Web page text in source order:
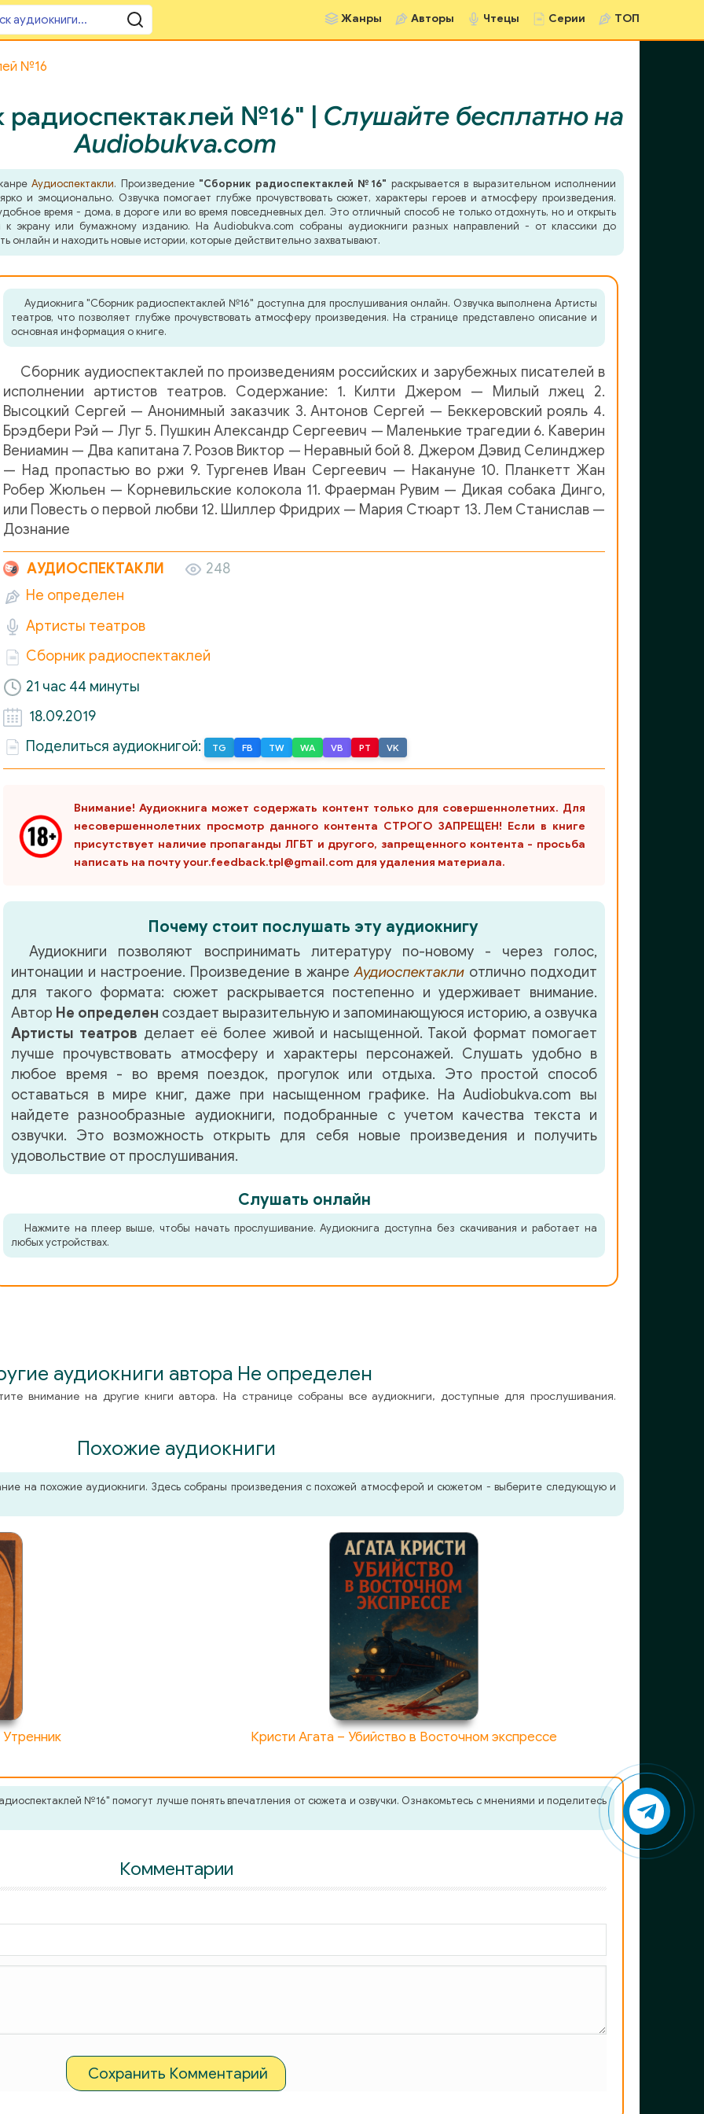
Жанры Авторы Чтецы Серии ТОП
№16
№16" | Слушайте бесплатно на
Audiobukva.com
Аудиоспектакли. Произведение "Сборник радиоспектаклей №16" раскрывается в выразительном исполнении
и эмоционально. Озвучка помогает глубже прочувствовать сюжет, характеры героев и атмосферу произведения.
время - дома, в дороге или во время повседневных дел. Это отличный способ не только отдохнуть, но и открыть
экрану или бумажному изданию. На Audiobukva.com собраны аудиокниги разных направлений - от классики до
онлайн и находить новые истории, которые действительно захватывают.
- Беккеровский рояль
- Анонимный заказчик
Д. Селинджер - Над пропастью во ржи
Аудиокнига "Сборник радиоспектаклей №16" доступна для прослушивания онлайн. Озвучка выполнена Артисты
театров, что позволяет глубже прочувствовать атмосферу произведения. На странице представлено описание и
основная информация о книге.
Сборник аудиоспектаклей по произведениям российских и зарубежных писателей в
исполнении артистов театров. Содержание: 1. Килти Джером — Милый лжец 2.
Высоцкий Сергей — Анонимный заказчик 3. Антонов Сергей — Беккеровский рояль 4.
Брэдбери Рэй — Луг 5. Пушкин Александр Сергеевич — Маленькие трагедии 6. Каверин
Вениамин — Два капитана 7. Розов Виктор — Неравный бой 8. Джером Дэвид Селинджер
— Над пропастью во ржи 9. Тургенев Иван Сергеевич — Накануне 10. Планкетт Жан
Робер Жюльен — Корневильские колокола 11. Фраерман Рувим — Дикая собака Динго,
или Повесть о первой любви 12. Шиллер Фридрих — Мария Стюарт 13. Лем Станислав —
Дознание
АУДИОСПЕКТАКЛИ
248
Не определен
Артисты театров
Сборник радиоспектаклей
21 час 44 минуты
18.09.2019
Поделиться аудиокнигой:
TG FB TW WA VB PT VK
Внимание! Аудиокнига может содержать контент только для совершеннолетних. Для
несовершеннолетних просмотр данного контента СТРОГО ЗАПРЕЩЕН! Если в книге
присутствует наличие пропаганды ЛГБТ и другого, запрещенного контента - просьба
написать на почту your.feedback.tpl@gmail.com для удаления материала.
Почему стоит послушать эту аудиокнигу
Аудиокниги позволяют воспринимать литературу по-новому - через голос,
интонации и настроение. Произведение в жанреАудиоспектакли отлично подходит
для такого формата: сюжет раскрывается постепенно и удерживает внимание.
Автор Не определен создает выразительную и запоминающуюся историю, а озвучка
Артисты театров делает её более живой и насыщенной. Такой формат помогает
лучше прочувствовать атмосферу и характеры персонажей. Слушать удобно в
любое время - во время поездок, прогулок или отдыха. Это простой способ
оставаться в мире книг, даже при насыщенном графике. На Audiobukva.com вы
найдете разнообразные аудиокниги, подобранные с учетом качества текста и
озвучки. Это возможность открыть для себя новые произведения и получить
удовольствие от прослушивания.
Слушать онлайн
Нажмите на плеер выше, чтобы начать прослушивание. Аудиокнига доступна без скачивания и работает на
любых устройствах.
аудиокниги автора Не определен
внимание на другие книги автора. На странице собраны все аудиокниги, доступные для прослушивания.
Похожие аудиокниги
на похожие аудиокниги. Здесь собраны произведения с похожей атмосферой и сюжетом - выберите следующую и
Кристи Агата – Убийство в Восточном экспрессе
№16" помогут лучше понять впечатления от сюжета и озвучки. Ознакомьтесь с мнениями и поделитесь
Комментарии
Сохранить Комментарий